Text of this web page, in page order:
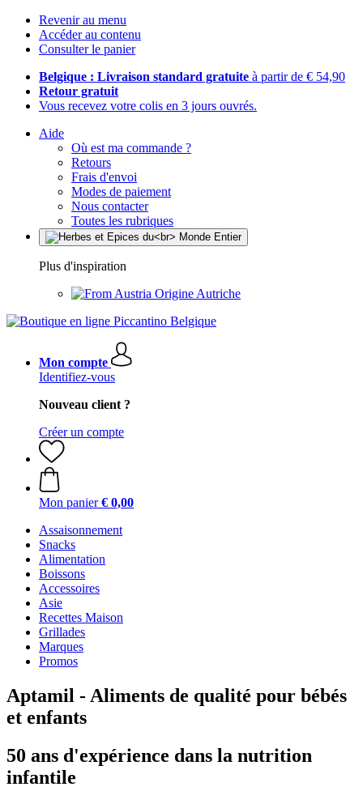
Revenir au menu
Accéder au contenu
Consulter le panier
Belgique : Livraison standard gratuite à partir de € 54,90
Retour gratuit
Vous recevez votre colis en 3 jours ouvrés.
Aide
Où est ma commande ?
Retours
Frais d'envoi
Modes de paiement
Nous contacter
Toutes les rubriques
Plus d'inspiration
Origine Autriche
Mon compte
Identifiez-vous
Nouveau client ?
Créer un compte
Mon panier € 0,00
Assaisonnement
Snacks
Alimentation
Boissons
Accessoires
Asie
Recettes Maison
Grillades
Marques
Promos
Aptamil - Aliments de qualité pour bébés
et enfants
50 ans d'expérience dans la nutrition
infantile